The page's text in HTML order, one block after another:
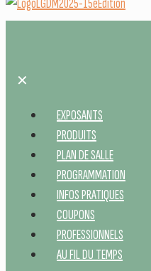
✕
EXPOSANTS
PRODUITS
PLAN DE SALLE
PROGRAMMATION
INFOS PRATIQUES
COUPONS
PROFESSIONNELS
AU FIL DU TEMPS